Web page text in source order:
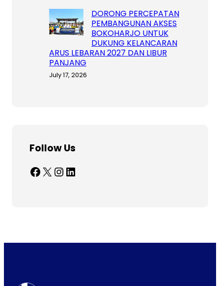
DORONG PERCEPATAN
PEMBANGUNAN AKSES
BOKOHARJO UNTUK
DUKUNG KELANCARAN
ARUS LEBARAN 2027 DAN LIBUR
PANJANG
July 17, 2026
Follow Us
Facebook X InstagramLinkedIn